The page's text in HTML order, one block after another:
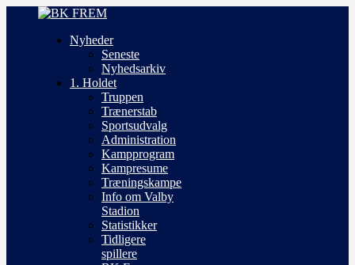
Nyheder
Seneste
Nyhedsarkiv
1. Holdet
Truppen
Trænerstab
Sportsudvalg
Administration
Kampprogram
Kampresume
Træningskampe
Info om Valby
Stadion
Statistikker
Tidligere
spillere